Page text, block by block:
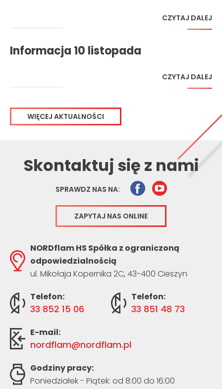
CZYTAJ DALEJ
Informacja 10 listopada
CZYTAJ DALEJ
WIĘCEJ AKTUALNOŚCI
Skontaktuj się z nami
SPRAWDZ NAS NA:
ZAPYTAJ NAS ONLINE
NORDflam HS Spółka z ograniczoną
odpowiedzialnością
ul. Mikołaja Kopernika 2C, 43-400 Cieszyn
Telefon:
33 852 15 06
Telefon:
33 851 48 73
E-mail:
nordflam@nordflam.pl
Godziny pracy:
Poniedziałek - Piątek: od 8:00 do 16:00